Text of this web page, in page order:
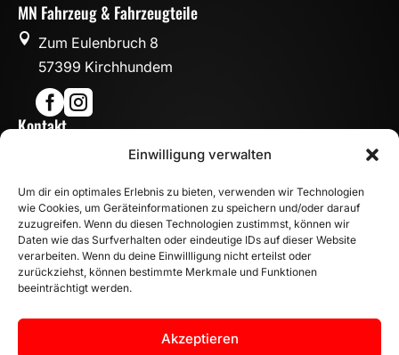
Einwilligung verwalten
Um dir ein optimales Erlebnis zu bieten, verwenden wir Technologien
wie Cookies, um Geräteinformationen zu speichern und/oder darauf
zuzugreifen. Wenn du diesen Technologien zustimmst, können wir
Daten wie das Surfverhalten oder eindeutige IDs auf dieser Website
verarbeiten. Wenn du deine Einwillligung nicht erteilst oder
zurückziehst, können bestimmte Merkmale und Funktionen
beeinträchtigt werden.
Akzeptieren
MN Fahrzeug & Fahrzeugteile

Zum Eulenbruch 8
57399 Kirchhundem

Kontakt
info@mn-fahrzeugteile.de
 WhatsApp
Öffnungszeiten
 Mo - Fr: 8:00 – 17:00 Uhr
Sa: 10:00 – 14:00 Uhr
INFORMATION
Zahlungsarten
Versandinformationen